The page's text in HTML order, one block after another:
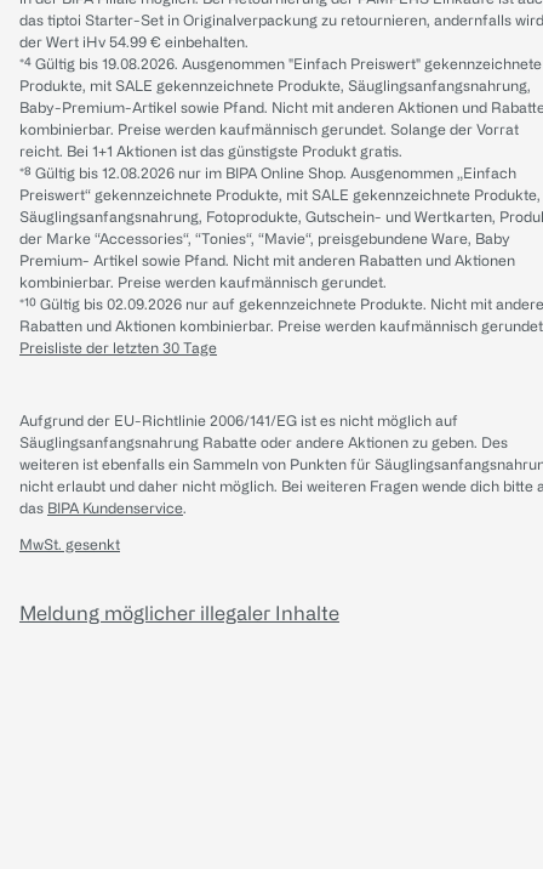
das tiptoi Starter-Set in Originalverpackung zu retournieren, andernfalls wird
der Wert iHv 54.99 € einbehalten.
*⁴ Gültig bis 19.08.2026. Ausgenommen "Einfach Preiswert" gekennzeichnete
Produkte, mit SALE gekennzeichnete Produkte, Säuglingsanfangsnahrung,
Baby-Premium-Artikel sowie Pfand. Nicht mit anderen Aktionen und
kombinierbar. Preise werden kaufmännisch gerundet. Solange der Vorrat
reicht. Bei 1+1 Aktionen ist das günstigste Produkt gratis.
*⁸ Gültig bis 12.08.2026 nur im BIPA Online Shop. Ausgenommen „Einfach
Preiswert“ gekennzeichnete Produkte, mit SALE gekennzeichnete Produkte,
Säuglingsanfangsnahrung, Fotoprodukte, Gutschein- und Wertkarten,
der Marke “Accessories“, “Tonies“, “Mavie“, preisgebundene Ware, Baby
Premium- Artikel sowie Pfand. Nicht mit anderen Rabatten und Aktionen
kombinierbar. Preise werden kaufmännisch gerundet.
*¹⁰ Gültig bis 02.09.2026 nur auf gekennzeichnete Produkte. Nicht mit
Rabatten und Aktionen kombinierbar. Preise werden kaufmännisch
Preisliste der letzten 30 Tage
Aufgrund der EU-Richtlinie 2006/141/EG ist es nicht möglich auf
Säuglingsanfangsnahrung Rabatte oder andere Aktionen zu geben. Des
weiteren ist ebenfalls ein Sammeln von Punkten für
nicht erlaubt und daher nicht möglich. Bei weiteren Fragen wende dich bitte
das BIPA Kundenservice.
MwSt. gesenkt
Meldung möglicher illegaler Inhalte